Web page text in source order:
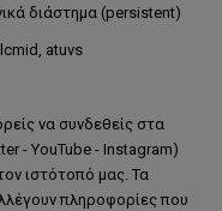
διάστημα (persistent)
atuvs
να συνδεθείς στα
- YouTube - Instagram)
ιστότοπό μας. Τα
πληροφορίες που